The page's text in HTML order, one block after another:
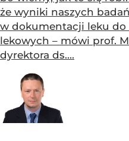
że wyniki naszych
w dokumentacji leku do
lekowych – mówi prof.
dyrektora ds....